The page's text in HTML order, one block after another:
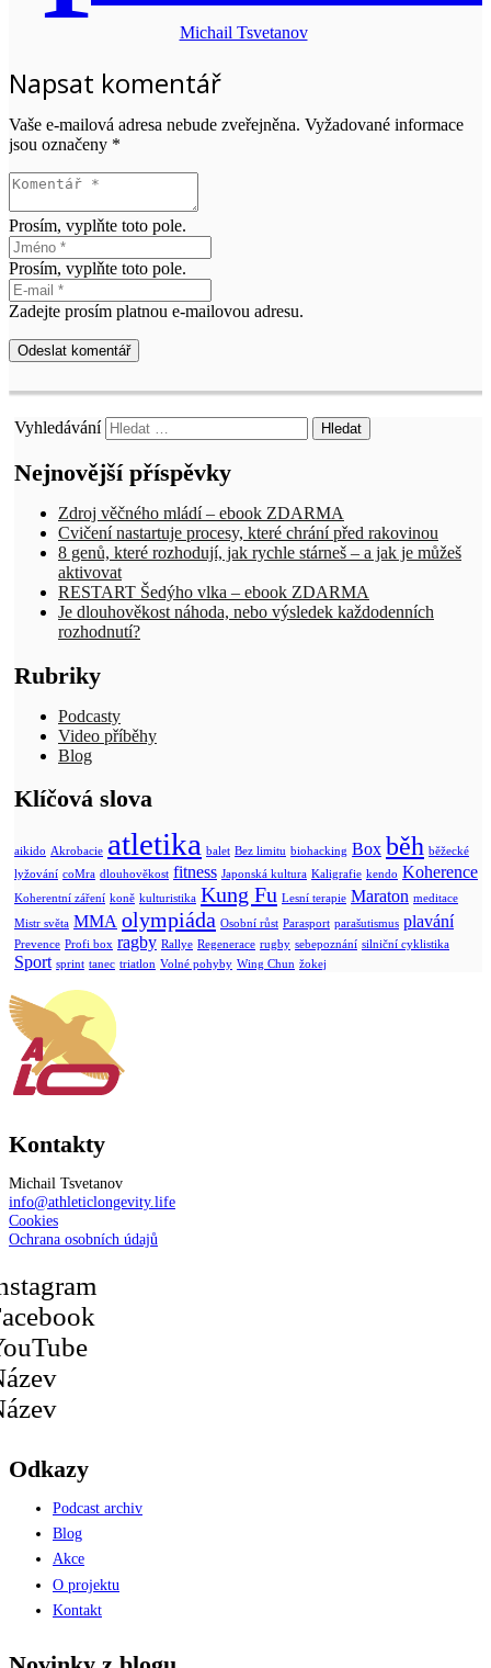
Michail Tsvetanov
Napsat komentář
Vaše e-mailová adresa nebude zveřejněna. Vyžadované informace
jsou označeny *
Prosím, vyplňte toto pole.
Prosím, vyplňte toto pole.
Zadejte prosím platnou e-mailovou adresu.
Odeslat komentář
Vyhledávání
Nejnovější příspěvky
Zdroj věčného mládí – ebook ZDARMA
Cvičení nastartuje procesy, které chrání před rakovinou
8 genů, které rozhodují, jak rychle stárneš – a jak je můžeš
aktivovat
RESTART Šedýho vlka – ebook ZDARMA
Je dlouhověkost náhoda, nebo výsledek každodenních
rozhodnutí?
Rubriky
Podcasty
Video příběhy
Blog
Klíčová slova
aikido Akrobacie atletika balet Bez limitu biohacking Box běh běžecké
lyžování coMra dlouhověkost fitness Japonská kultura Kaligrafie kendo Koherence
Koherentní záření koně kulturistika Kung Fu Lesní terapie Maraton meditace
Mistr světa MMA olympiáda Osobní růst Parasport parašutismus plavání
Prevence Profi box ragby Rallye Regenerace rugby sebepoznání silniční cyklistika
Sport sprint tanec triatlon Volné pohyby Wing Chun žokej
Kontakty
Michail Tsvetanov
info@athleticlongevity.life
Cookies
Ochrana osobních údajů
Odkazy
Podcast archiv
Blog
Akce
O projektu
Kontakt